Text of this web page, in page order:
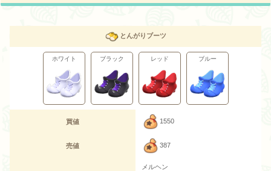
とんがりブーツ
ホワイト ブラック レッド ブルー
買値 1550
売値 387
メルヘン